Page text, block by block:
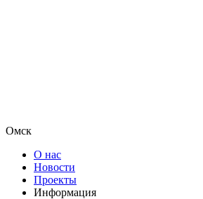
Омск
О нас
Новости
Проекты
Информация